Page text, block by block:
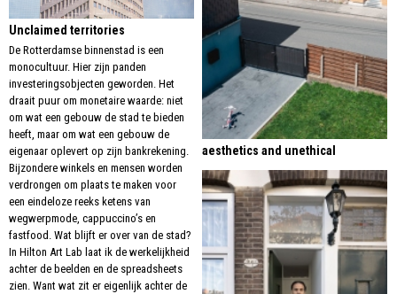
Unclaimed territories
De Rotterdamse binnenstad is een
monocultuur. Hier zijn panden
investeringsobjecten geworden. Het
draait puur om monetaire waarde: niet
om wat een gebouw de stad te bieden
heeft, maar om wat een gebouw de
eigenaar oplevert op zijn bankrekening.
Bijzondere winkels en mensen worden
verdrongen om plaats te maken voor
een eindeloze reeks ketens van
wegwerpmode, cappuccino’s en
fastfood. Wat blijft er over van de stad?
In Hilton Art Lab laat ik de werkelijkheid
achter de beelden en de spreadsheets
zien. Want wat zit er eigenlijk achter de
aesthetics and unethical